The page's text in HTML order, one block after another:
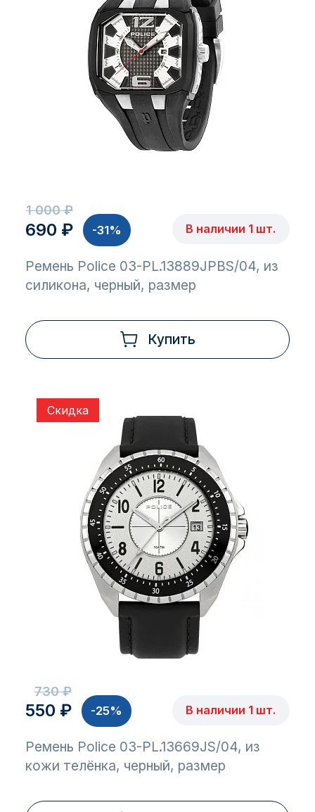
690 ₽
1 000 ₽
-31% В наличии 1 шт.
Ремень Police 03-PL.13889JPBS/04, из
силикона, черный, размер
Купить
Скидка
550 ₽
730 ₽
-25% В наличии 1 шт.
Ремень Police 03-PL.13669JS/04, из
кожи телёнка, черный, размер